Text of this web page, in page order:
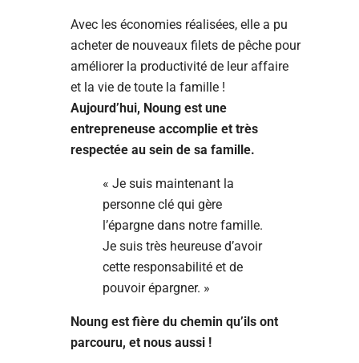
Avec les économies réalisées, elle a pu
acheter de nouveaux filets de pêche pour
améliorer la productivité de leur affaire
et la vie de toute la famille !
Aujourd’hui, Noung est une
entrepreneuse accomplie et très
respectée au sein de sa famille.
« Je suis maintenant la
personne clé qui gère
l’épargne dans notre famille.
Je suis très heureuse d’avoir
cette responsabilité et de
pouvoir épargner. »
Noung est fière du chemin qu’ils ont
parcouru, et nous aussi !